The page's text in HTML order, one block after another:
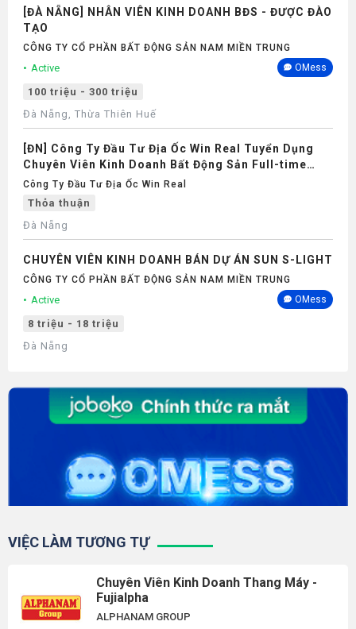
[ĐÀ NẴNG] NHÂN VIÊN KINH DOANH BĐS - ĐƯỢC ĐÀO
TẠO
CÔNG TY CỔ PHẦN BẤT ĐỘNG SẢN NAM MIỀN TRUNG
Active OMess
100 triệu - 300 triệu
Đà Nẵng, Thừa Thiên Huế
[ĐN] Công Ty Đầu Tư Địa Ốc Win Real Tuyển Dụng
Chuyên Viên Kinh Doanh Bất Động Sản Full-time
2026
Công Ty Đầu Tư Địa Ốc Win Real
Thỏa thuận
Đà Nẵng
CHUYÊN VIÊN KINH DOANH BÁN DỰ ÁN SUN S-LIGHT
CÔNG TY CỔ PHẦN BẤT ĐỘNG SẢN NAM MIỀN TRUNG
Active OMess
8 triệu - 18 triệu
Đà Nẵng
VIỆC LÀM TƯƠNG TỰ
Chuyên Viên Kinh Doanh Thang Máy -
Fujialpha
ALPHANAM GROUP